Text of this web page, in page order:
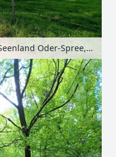
Pferdekoppel bei Müncheberg, Seenland Oder-Spree, Brandenburg, Deutschland